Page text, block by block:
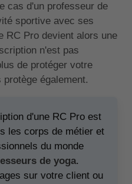
cas d'un professeur de
sportive avec ses
RC Pro devient alors une
n'est pas
de protéger votre
également.
d'une RC Pro est
les corps de métier et
du monde
de yoga.
sur votre client ou